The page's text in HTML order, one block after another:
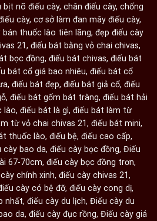
bịt nõ điếu cày, chân điếu cày, chống
cày, cơ sở làm đan mây điếu cày,
bán thuốc lào tiên lãng, đẹp điếu cày
21, điếu bát bằng vỏ chai chivas,
bọc đồng, điếu bát chivas, điếu bát
bát cổ giá bao nhiêu, điếu bát cổ
, điếu bát đẹp, điếu bát giả cổ, điếu
, điếu bát gốm bát tràng, điếu bát hải
lào, điếu bát là gì, điếu bát làm từ
từ vỏ chai chivas 21, điếu bát mini,
thuốc lào, điếu bệ, điếu cao cấp,
cày bao da, điếu cày bọc đồng, Điếu
67-70cm, điếu cày bọc đồng trơn,
chính xinh, điếu cày chivas 21,
cày có bệ đỡ, điếu cày cong dị,
nhất, điếu cày du lịch, Điếu cày du
da, điếu cày đục rồng, Điếu cày giá